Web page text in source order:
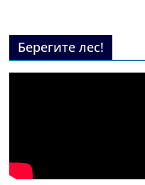
Берегите лес!